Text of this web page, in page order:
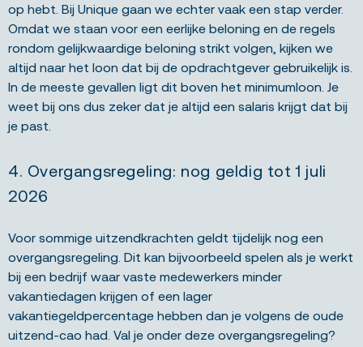
op hebt. Bij Unique gaan we echter vaak een stap verder.
Omdat we staan voor een eerlijke beloning en de regels
rondom gelijkwaardige beloning strikt volgen, kijken we
altijd naar het loon dat bij de opdrachtgever gebruikelijk is.
In de meeste gevallen ligt dit boven het minimumloon. Je
weet bij ons dus zeker dat je altijd een salaris krijgt dat bij
je past.
4. Overgangsregeling: nog geldig tot 1 juli
2026
Voor sommige uitzendkrachten geldt tijdelijk nog een
overgangsregeling. Dit kan bijvoorbeeld spelen als je werkt
bij een bedrijf waar vaste medewerkers minder
vakantiedagen krijgen of een lager
vakantiegeldpercentage hebben dan je volgens de oude
uitzend-cao had. Val je onder deze overgangsregeling?